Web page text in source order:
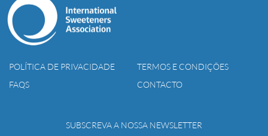
POLÍTICA DE PRIVACIDADE
TERMOS E CONDIÇÕES
FAQS
CONTACTO
SUBSCREVA A NOSSA NEWSLETTER